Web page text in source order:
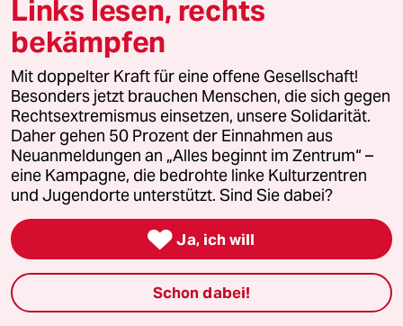
H Hoheluft
26.01.2014,13:22 Uhr
Es gibt von Seiten der Hamburger Normal-
Bürger inzwischen so viel Hass auf Linke und
die alte Flora, dass die Hamburger Politik sich
sicher fühlt ungestört im Windschatten der
schweigenden Mehrheit segeln zu können.
Auch waren Schill und die CDU angeblich
schlimmer - es gibt kaum Wähler-Druck durch
deren Ruf nach Recht, Ordnung und
Polizeischutz seitdem prima übernommen hat.
Links lesen, rechts
bekämpfen
Mit doppelter Kraft für eine offene Gesellschaft!
Besonders jetzt brauchen Menschen, die sich gegen
Rechtsextremismus einsetzen, unsere Solidarität.
Daher gehen 50 Prozent der Einnahmen aus
Neuanmeldungen an „Alles beginnt im Zentrum“ –
eine Kampagne, die bedrohte linke Kulturzentren
und Jugendorte unterstützt. Sind Sie dabei?
 Ja, ich will
Schon dabei!